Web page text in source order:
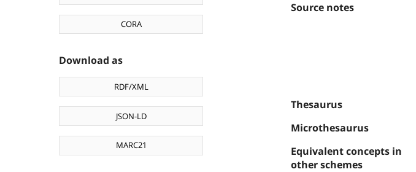
CORA
Download as
RDF/XML
JSON-LD
MARC21
Source notes
Thesaurus
Microthesaurus
Equivalent concepts in
other schemes